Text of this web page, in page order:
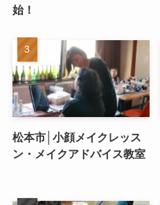
始！
松本市│小顔メイクレッス
ン・メイクアドバイス教室